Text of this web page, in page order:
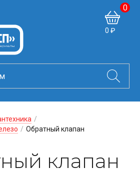
0 ₽
0
/
/ Обратный клапан
клапан